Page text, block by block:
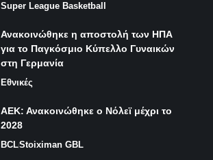
Super League Basketball
Ανακοινώθηκε η αποστολή των ΗΠΑ
για το Παγκόσμιο Κύπελλο Γυναικών
στη Γερμανία
Εθνικές
ΑΕΚ: Ανακοινώθηκε ο Νόλεϊ μέχρι το
2028
BCLStoiximan GBL